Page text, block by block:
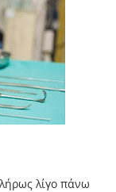
λίγο πάνω